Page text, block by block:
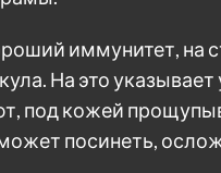
иммунитет, на
На это
под кожей
посинеть,